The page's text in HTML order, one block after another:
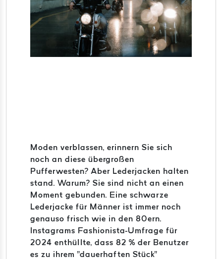
Moden verblassen, erinnern Sie sich
noch an diese übergroßen
Pufferwesten? Aber Lederjacken halten
stand. Warum? Sie sind nicht an einen
Moment gebunden. Eine schwarze
Lederjacke für Männer ist immer noch
genauso frisch wie in den 80ern.
Instagrams Fashionista-Umfrage für
2024 enthüllte, dass 82 % der Benutzer
es zu ihrem "dauerhaften Stück"